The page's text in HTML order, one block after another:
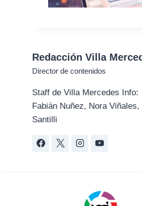
Redacción Villa
Director de contenidos
Staff de Villa Mercedes Info:
Fabián Nuñez, Nora
Santilli